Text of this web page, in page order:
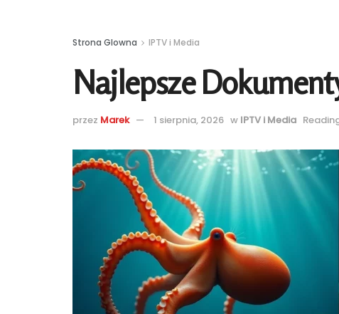
Strona Glowna IPTV i Media
Najlepsze
przez Marek 1 sierpnia, 2026 w IPTV i Media